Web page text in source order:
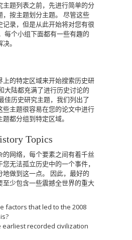
主题列表之前，先进行简单的分
按主题划分主题。
尽管这些
记录，但是从此开始将对您有很
每个小组下面都有一些有趣的
。
上的特定区域来开始搜索历史研
大陆都充满了进行历史讨论的
佳历史研究主题，我们列出了
些主题很容易在您的论文中进行
都分组到特定区域。
Topics
的网络，每个要素之间有着千丝
无法孤立历史中的一个事件，
做到这一点。
因此，最好的
至少包含一些震撼全世界的重大
factors that led to the 2008
earliest recorded civilization